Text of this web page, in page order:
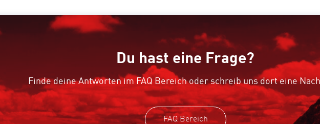
Du hast eine Frage?
Finde deine Antworten im FAQ Bereich oder schreib uns dort eine
FAQ Bereich